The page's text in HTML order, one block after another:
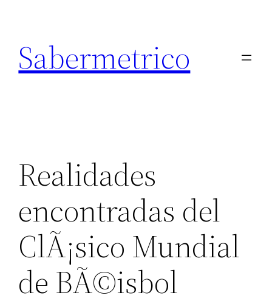
contenido
Sabermetrico
Realidades
encontradas del
ClÃ¡sico Mundial
de BÃ©isbol